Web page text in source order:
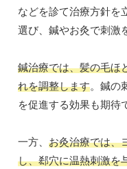
などを診て治療方針を
選び、鍼やお灸で刺激
鍼治療では、髪の毛ほ
れを調整します。鍼の
を促進する効果も期待
一方、 お灸治療では、
し、郄穴に温熱刺激を